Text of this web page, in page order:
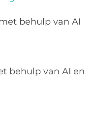
behulp van AI
behulp van AI en